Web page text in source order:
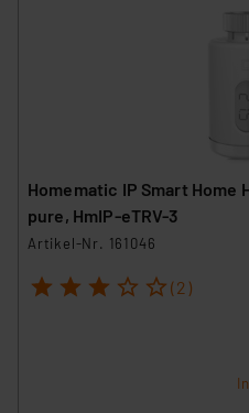
Homematic IP Smart Home
pure, HmIP-eTRV-3
Artikel-Nr. 161046
1 2 3 4 5 (2)